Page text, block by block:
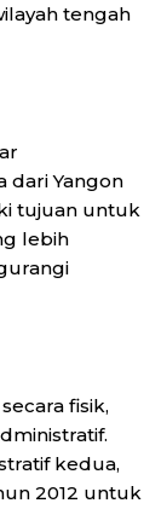
tengah
dari Yangon
tujuan untuk
lebih
fisik,
kedua,
2012 untuk